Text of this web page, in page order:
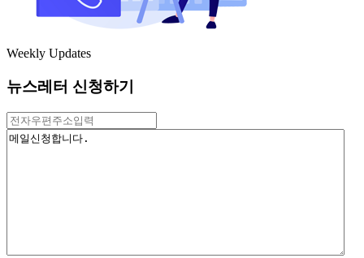
Weekly Updates
뉴스레터 신청하기